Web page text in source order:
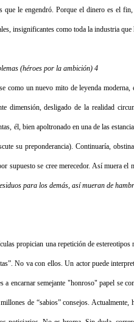
que le engendró. Porque el dinero es el
insignificantes como toda la industria que
(héroes por la ambición) 4
como un nuevo mito de leyenda
dimensión, desligado de la realidad
él, bien apoltronado en una de las
su preponderancia). Continuaría,
supuesto se cree merecedor. Así muera
para los demás, así mueran de
propician una repetición de
No va con ellos. Un actor puede
a encarnar semejante "honroso" papel se
de “sabios” consejos.